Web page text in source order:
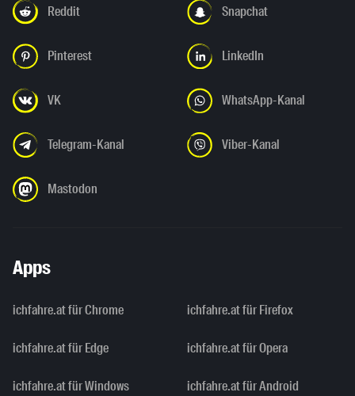
Reddit Snapchat
Pinterest LinkedIn
VK WhatsApp-Kanal
Telegram-Kanal Viber-Kanal
Mastodon
Apps
ichfahre.at für Chrome ichfahre.at für Firefox
ichfahre.at für Edge ichfahre.at für Opera
ichfahre.at für Windows ichfahre.at für Android